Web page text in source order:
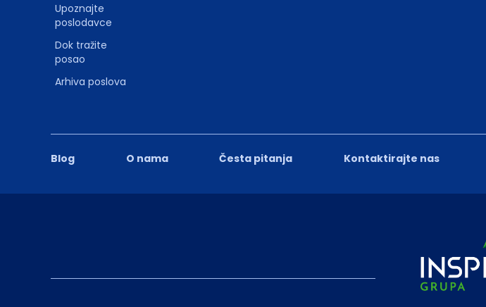
Blog O nama Česta pitanja Kontaktirajte nas
Upoznajte
poslodavce
Dok tražite
posao
Arhiva poslova